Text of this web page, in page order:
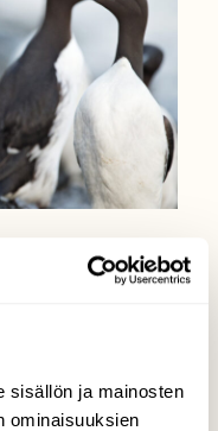
sisällön ja mainosten
ominaisuuksien